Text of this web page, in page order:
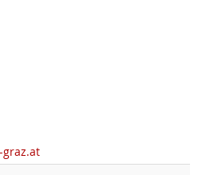
graz.at